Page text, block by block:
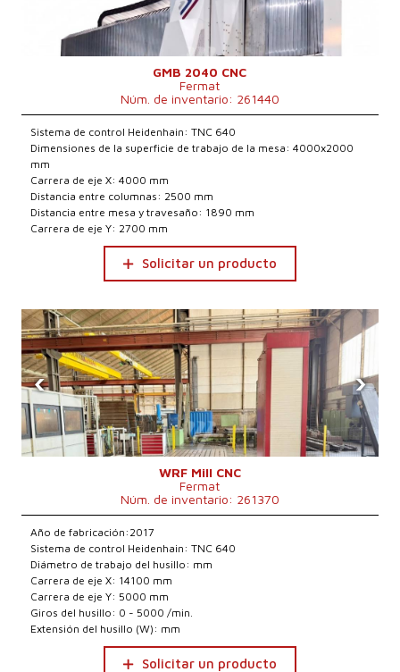
GMB 2040 CNC
Fermat
Núm. de inventario: 261440
Sistema de control Heidenhain: TNC 640
Dimensiones de la superficie de trabajo de la mesa: 4000x2000
mm
Carrera de eje X: 4000 mm
Distancia entre columnas: 2500 mm
Distancia entre mesa y travesaño: 1890 mm
Carrera de eje Y: 2700 mm
Solicitar un producto
‹ ›
WRF Mill CNC
Fermat
Núm. de inventario: 261370
Año de fabricación:2017
Sistema de control Heidenhain: TNC 640
Diámetro de trabajo del husillo: mm
Carrera de eje X: 14100 mm
Carrera de eje Y: 5000 mm
Giros del husillo: 0 - 5000 /min.
Extensión del husillo (W): mm
Solicitar un producto